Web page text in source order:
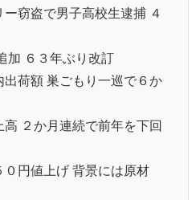
ー窃盗で男子高校生逮捕 ４
加 ６３年ぶり改訂
出荷額 巣ごもり一巡で６か
高 ２か月連続で前年を下回
０円値上げ 背景には原材